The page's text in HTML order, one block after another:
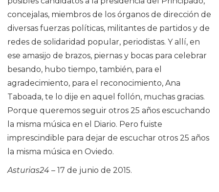
concejalas, miembros de los órganos de dirección de
diversas fuerzas políticas, militantes de partidos y de
redes de solidaridad popular, periodistas. Y allí, en
ese amasijo de brazos, piernas y bocas para celebrar
besando, hubo tiempo, también, para el
agradecimiento, para el reconocimiento, Ana
Taboada, te lo dije en aquel follón, muchas gracias.
Porque queremos seguir otros 25 años escuchando
la misma música en el Diario. Pero fuiste
imprescindible para dejar de escuchar otros 25 años
la misma música en Oviedo.
Asturias24 – 17 de junio de 2015.